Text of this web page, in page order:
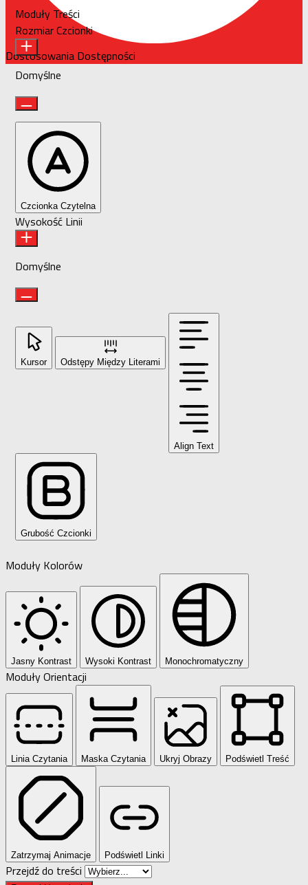
Dostosowania Dostępności
Moduły Treści
Rozmiar Czcionki
Domyślne
Czcionka Czytelna
Wysokość Linii
Domyślne
Kursor Odstępy Między Literami
Align Text
Grubość Czcionki
Moduły Kolorów
Jasny Kontrast Wysoki Kontrast Monochromatyczny
Moduły Orientacji
Linia Czytania Maska Czytania Ukryj Obrazy Podświetl Treść
Zatrzymaj Animacje Podświetl Linki
Przejdź do treści